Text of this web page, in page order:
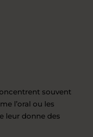
souvent
l’oral ou les
leur donne des